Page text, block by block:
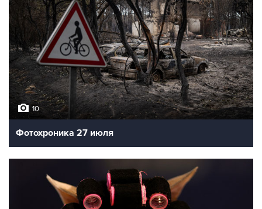
10
Фотохроника 27 июля